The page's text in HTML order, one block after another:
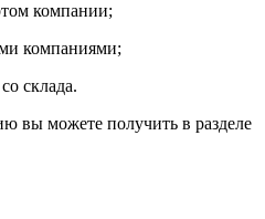
компании;
компаниями;
склада.
вы можете получить в разделе